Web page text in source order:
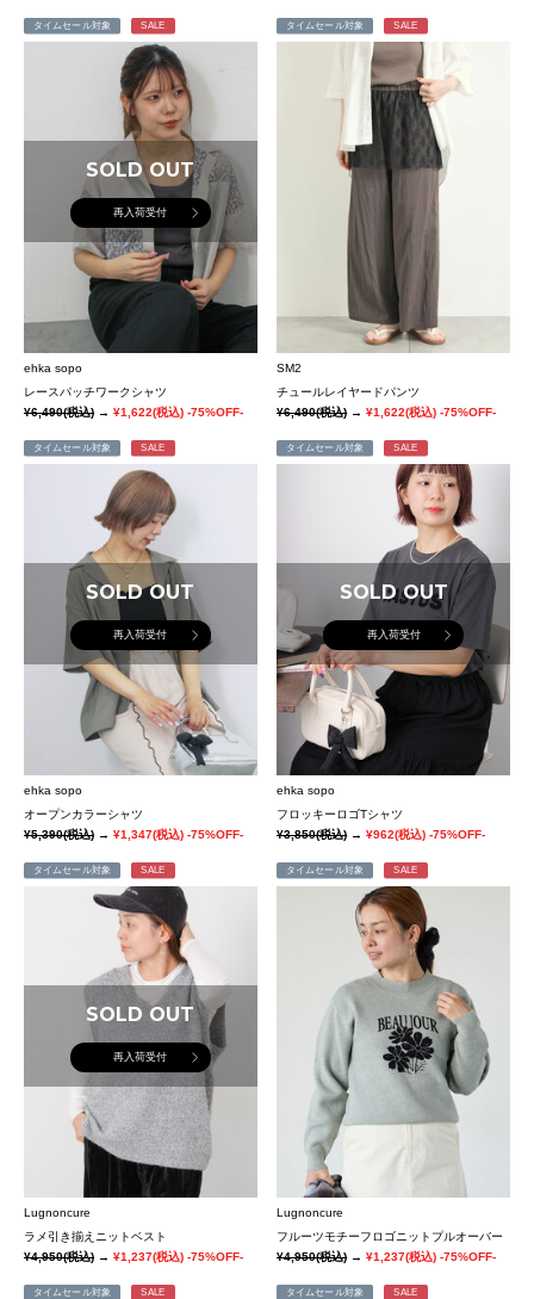
タイムセール対象 SALE
SOLD OUT
再入荷受付
ehka sopo
レースパッチワークシャツ
¥6,490(税込) → ¥1,622(税込) -75%OFF-
タイムセール対象 SALE
SM2
チュールレイヤードパンツ
¥6,490(税込)→¥1,622(税込) -75%OFF-
タイムセール対象 SALE
SOLD OUT
再入荷受付
ehka sopo
オープンカラーシャツ
¥5,390(税込) → ¥1,347(税込) -75%OFF-
タイムセール対象 SALE
SOLD OUT
再入荷受付
ehka sopo
フロッキーロゴTシャツ
¥3,850(税込)→¥962(税込) -75%OFF-
タイムセール対象 SALE
SOLD OUT
再入荷受付
Lugnoncure
ラメ引き揃えニットベスト
¥4,950(税込) → ¥1,237(税込) -75%OFF-
タイムセール対象 SALE
Lugnoncure
フルーツモチーフロゴニットプルオーバー
¥4,950(税込)→¥1,237(税込) -75%OFF-
タイムセール対象 SALE タイムセール対象 SALE